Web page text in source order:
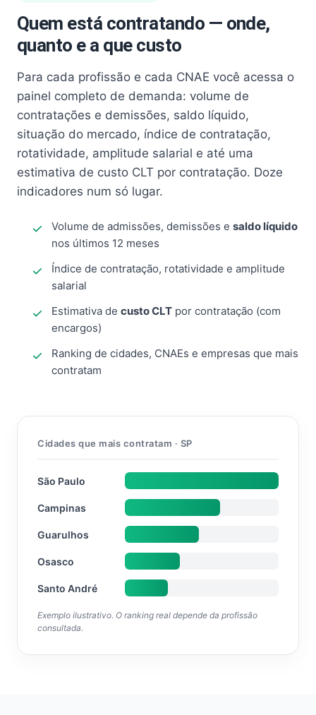
Quem está contratando — onde,
quanto e a que custo
Para cada profissão e cada CNAE você acessa o
painel completo de demanda: volume de
contratações e demissões, saldo líquido,
situação do mercado, índice de contratação,
rotatividade, amplitude salarial e até uma
estimativa de custo CLT por contratação. Doze
indicadores num só lugar.
Volume de admissões, demissões e saldo líquido
nos últimos 12 meses
Índice de contratação, rotatividade e amplitude
salarial
Estimativa de custo CLT por contratação (com
encargos)
Ranking de cidades, CNAEs e empresas que mais
contratam
Cidades que mais contratam · SP
São Paulo
Campinas
Guarulhos
Osasco
Santo André
Exemplo ilustrativo. O ranking real depende da profissão
consultada.